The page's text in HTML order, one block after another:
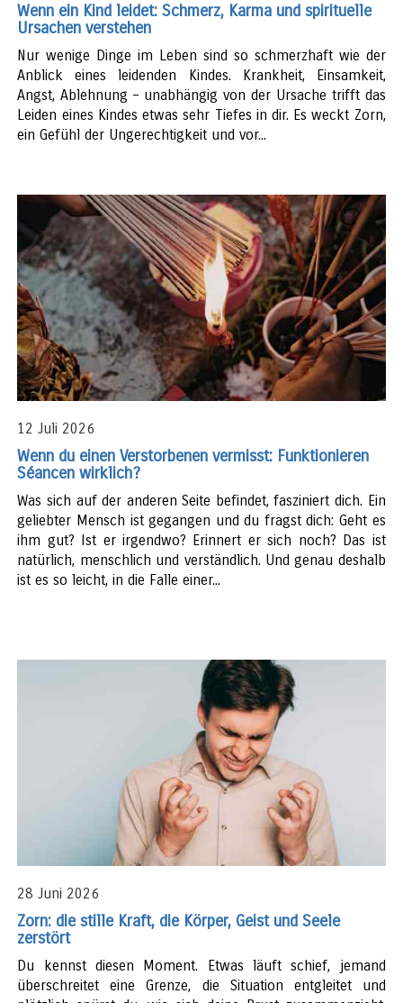
Wenn ein Kind leidet: Schmerz, Karma und spirituelle
Ursachen verstehen
Nur wenige Dinge im Leben sind so schmerzhaft wie der
Anblick eines leidenden Kindes. Krankheit, Einsamkeit,
Angst, Ablehnung – unabhängig von der Ursache trifft das
Leiden eines Kindes etwas sehr Tiefes in dir. Es weckt Zorn,
ein Gefühl der Ungerechtigkeit und vor...
12 Juli 2026
Wenn du einen Verstorbenen vermisst: Funktionieren
Séancen wirklich?
Was sich auf der anderen Seite befindet, fasziniert dich. Ein
geliebter Mensch ist gegangen und du fragst dich: Geht es
ihm gut? Ist er irgendwo? Erinnert er sich noch? Das ist
natürlich, menschlich und verständlich. Und genau deshalb
ist es so leicht, in die Falle einer...
28 Juni 2026
Zorn: die stille Kraft, die Körper, Geist und Seele
zerstört
Du kennst diesen Moment. Etwas läuft schief, jemand
überschreitet eine Grenze, die Situation entgleitet und